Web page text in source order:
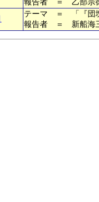
報告者 ＝ 乙部宗
テーマ ＝ 「『団
報告者 ＝ 新船海